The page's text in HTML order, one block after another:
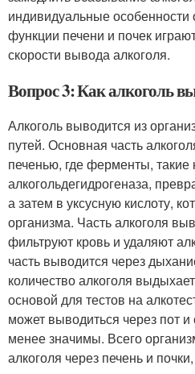
индивидуальные
функции печени и почек
скорости вывода алкоголя.
Вопрос 3: Как алкоголь
Алкоголь выводится из
путей. Основная часть
печенью, где ферменты, такие
алкогольдегидрогеназа,
а затем в уксусную кислоту,
организма. Часть алкоголя
фильтруют кровь и удаляют
часть выводится через
количество алкоголя
основой для тестов на
может выводиться через пот и
менее значимы. Всего
алкоголя через печень и